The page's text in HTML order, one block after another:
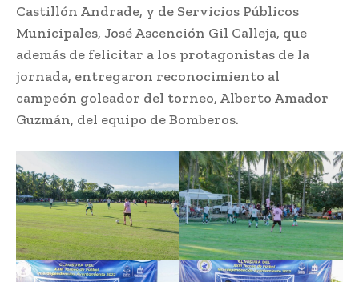
Castillón Andrade, y de Servicios Públicos
Municipales, José Ascención Gil Calleja, que
además de felicitar a los protagonistas de la
jornada, entregaron reconocimiento al
campeón goleador del torneo, Alberto Amador
Guzmán, del equipo de Bomberos.